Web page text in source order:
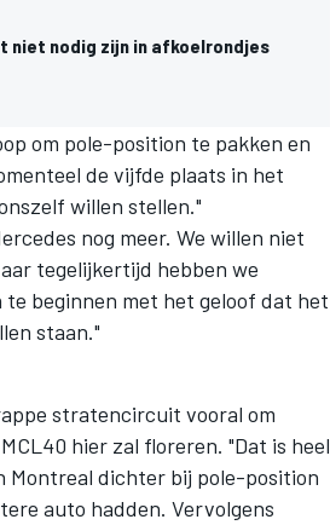
niet nodig zijn in afkoelrondjes
om pole-position te pakken en
de vijfde plaats in het
willen stellen."
nog meer. We willen niet
tegelijkertijd hebben we
te beginnen met het geloof dat het
staan."
stratencircuit vooral om
hier zal floreren. "Dat is heel
Montreal dichter bij pole-position
auto hadden. Vervolgens